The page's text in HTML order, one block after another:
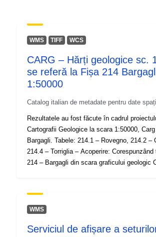
Tip: Polygon
Identificatori: https://
http://
d-1439-ds
WMS TIFF WCS
CARG – Hărți geologice sc.
se referă la Fișa 214
1:50000
Catalog italian de metadate pentru date
Rezultatele au fost făcute în cadrul
Cartografii Geologice la scara 1:50000,
Bargagli. Tabele: 214.1 – Rovegno, 214.2 – Cicagna,
214.4 – Torriglia – Acoperire: Corespunzând
214 – Bargagli din scara graficului geologic
WMS
Serviciul de afișare a